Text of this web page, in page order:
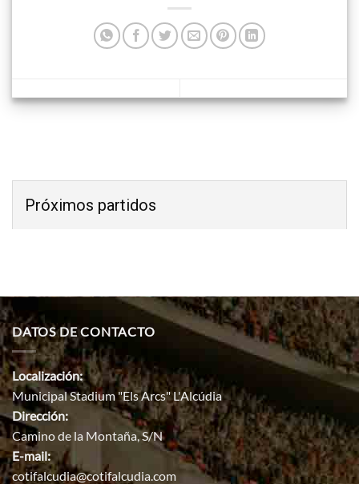
Próximos partidos
DATOS DE CONTACTO
Localización:
Municipal Stadium "Els Arcs" L'Alcúdia
Dirección:
Camino de la Montaña, S/N
E-mail:
cotifalcudia@cotifalcudia.com